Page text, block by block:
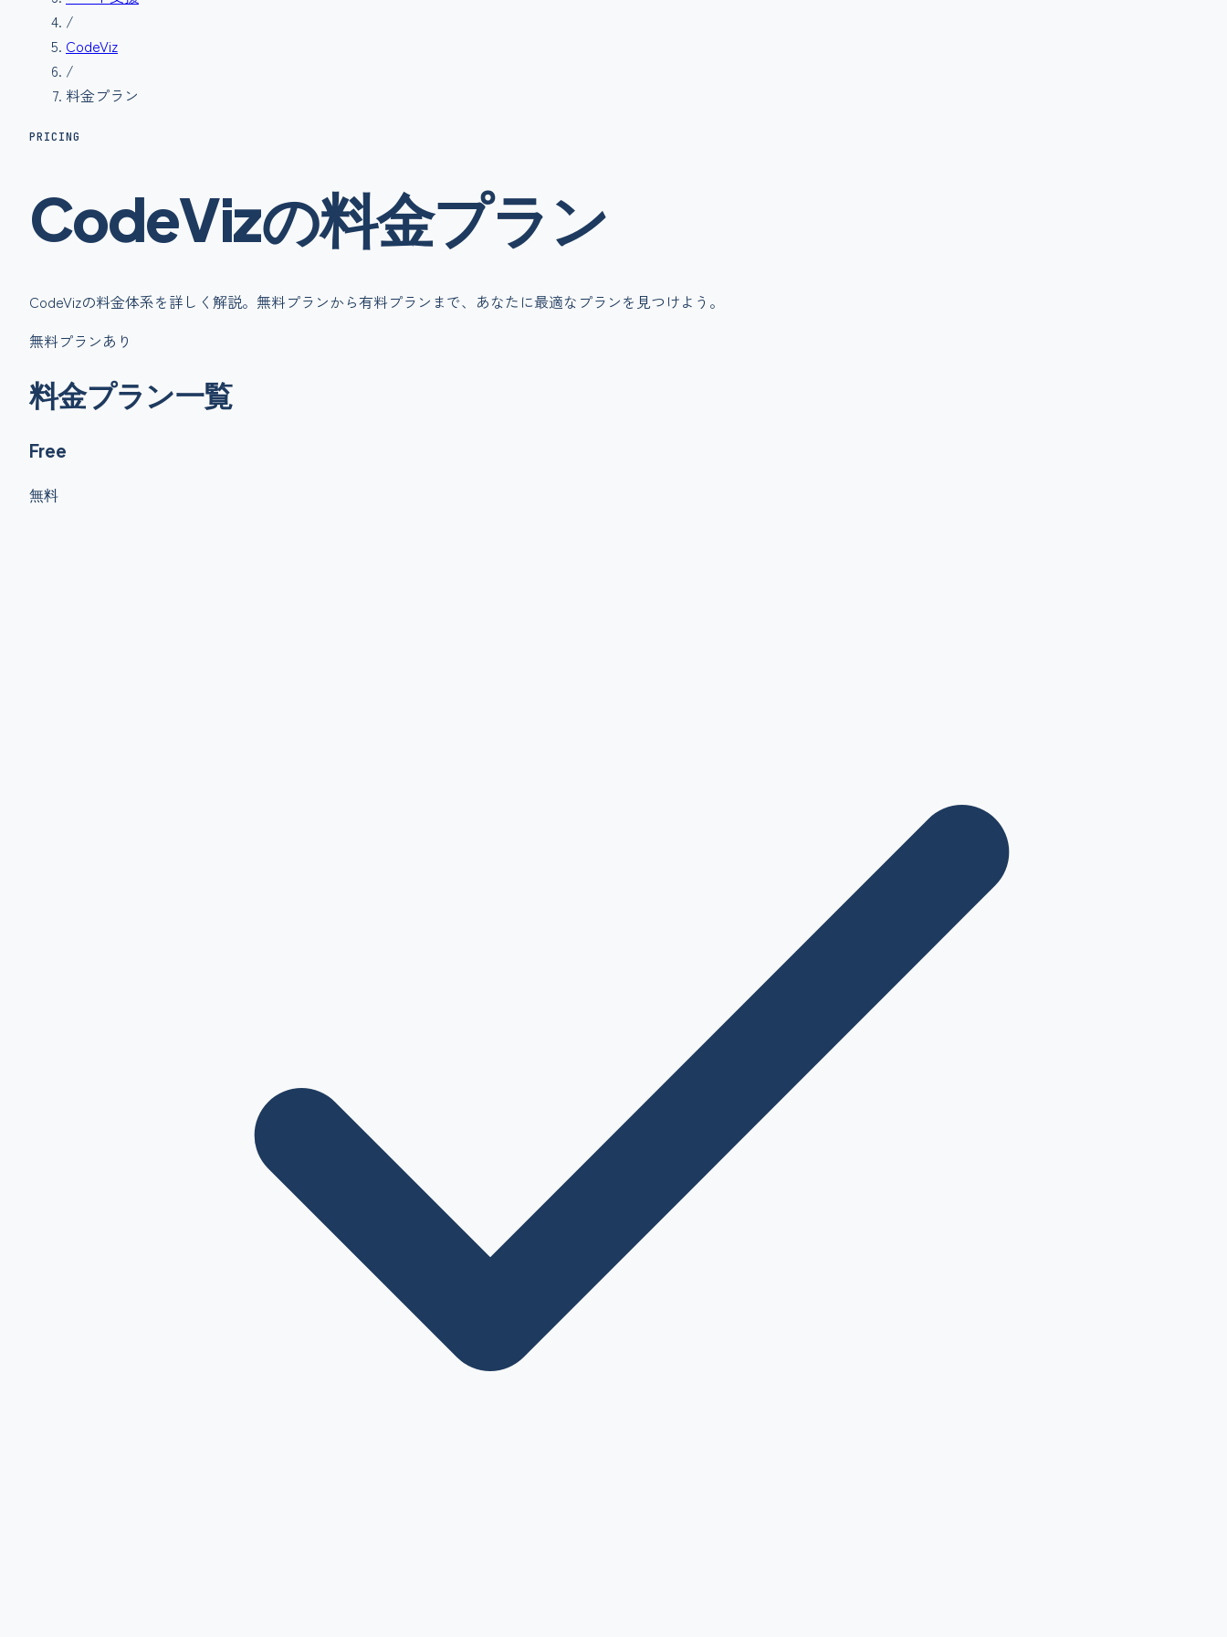
/
CodeViz
/
料金プラン
PRICING
CodeVizの料金プラン
CodeVizの料金体系を詳しく解説。無料プランから有料プランまで、あなたに最適なプランを見つけよう。
無料プランあり
料金プラン一覧
Free
無料